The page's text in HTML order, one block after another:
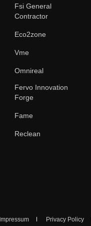
Fsi General
Contractor
Eco2zone
Vme
Omnireal
Fervo Innovation
Forge
Fame
Reclean
Impressum Privacy Policy